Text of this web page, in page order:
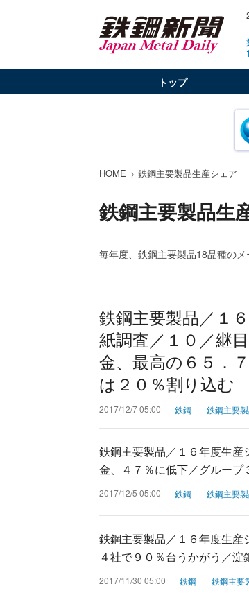
トップ
HOME 鉄鋼主要製品生産シェア
鉄鋼主要製品生
毎年度、鉄鋼主要製品18品種の
鉄鋼主要製品／１
紙調査／１０／継
金、最高の６５．
は２０％割り込む
2017/12/7 05:00 鉄鋼 鉄鋼主要
鉄鋼主要製品／１６年度生
金、４７％に低下／グループ
2017/12/5 05:00 鉄鋼 鉄鋼主要
鉄鋼主要製品／１６年度生
４社で９０％台うかがう／
2017/11/30 05:00 鉄鋼 鉄鋼主要